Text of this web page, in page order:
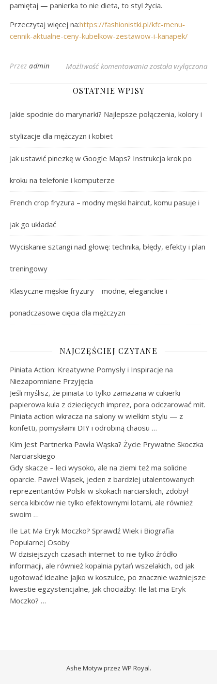
pamiętaj — panierka to nie dieta, to styl życia.
Przeczytaj więcej na:https://fashionistki.pl/kfc-menu-
cennik-aktualne-ceny-kubelkow-zestawow-i-kanapek/
Przez admin Możliwość komentowania KFC Menu Cennik
została wyłączona
OSTATNIE WPISY
Jakie spodnie do marynarki? Najlepsze połączenia, kolory i
stylizacje dla mężczyzn i kobiet
Jak ustawić pinezkę w Google Maps? Instrukcja krok po
kroku na telefonie i komputerze
French crop fryzura – modny męski haircut, komu pasuje i
jak go układać
Wyciskanie sztangi nad głowę: technika, błędy, efekty i plan
treningowy
Klasyczne męskie fryzury – modne, eleganckie i
ponadczasowe cięcia dla mężczyzn
NAJCZĘŚCIEJ CZYTANE
Piniata Action: Kreatywne Pomysły i Inspiracje na
Niezapomniane Przyjęcia
Jeśli myślisz, że piniata to tylko zamazana w cukierki
papierowa kula z dziecięcych imprez, pora odczarować mit.
Piniata action wkracza na salony w wielkim stylu — z
konfetti, pomysłami DIY i odrobiną chaosu …
Kim Jest Partnerka Pawła Wąska? Życie Prywatne Skoczka
Narciarskiego
Gdy skacze – leci wysoko, ale na ziemi też ma solidne
oparcie. Paweł Wąsek, jeden z bardziej utalentowanych
reprezentantów Polski w skokach narciarskich, zdobył
serca kibiców nie tylko efektownymi lotami, ale również
swoim …
Ile Lat Ma Eryk Moczko? Sprawdź Wiek i Biografia
Popularnej Osoby
W dzisiejszych czasach internet to nie tylko źródło
informacji, ale również kopalnia pytań wszelakich, od jak
ugotować idealne jajko w koszulce, po znacznie ważniejsze
kwestie egzystencjalne, jak chociażby: Ile lat ma Eryk
Moczko? …
Ashe Motyw przez WP Royal.